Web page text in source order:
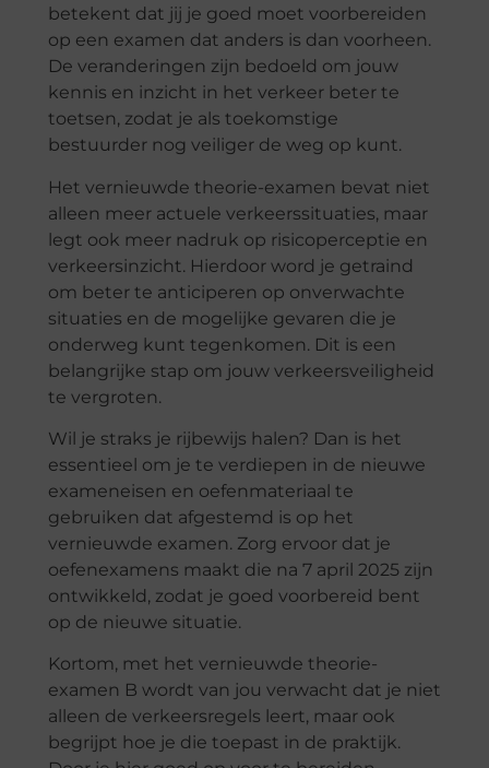
betekent dat jij je goed moet voorbereiden
op een examen dat anders is dan voorheen.
De veranderingen zijn bedoeld om jouw
kennis en inzicht in het verkeer beter te
toetsen, zodat je als toekomstige
bestuurder nog veiliger de weg op kunt.
Het vernieuwde theorie-examen bevat niet
alleen meer actuele verkeerssituaties, maar
legt ook meer nadruk op risicoperceptie en
verkeersinzicht. Hierdoor word je getraind
om beter te anticiperen op onverwachte
situaties en de mogelijke gevaren die je
onderweg kunt tegenkomen. Dit is een
belangrijke stap om jouw verkeersveiligheid
te vergroten.
Wil je straks je rijbewijs halen? Dan is het
essentieel om je te verdiepen in de nieuwe
exameneisen en oefenmateriaal te
gebruiken dat afgestemd is op het
vernieuwde examen. Zorg ervoor dat je
oefenexamens maakt die na 7 april 2025 zijn
ontwikkeld, zodat je goed voorbereid bent
op de nieuwe situatie.
Kortom, met het vernieuwde theorie-
examen B wordt van jou verwacht dat je niet
alleen de verkeersregels leert, maar ook
begrijpt hoe je die toepast in de praktijk.